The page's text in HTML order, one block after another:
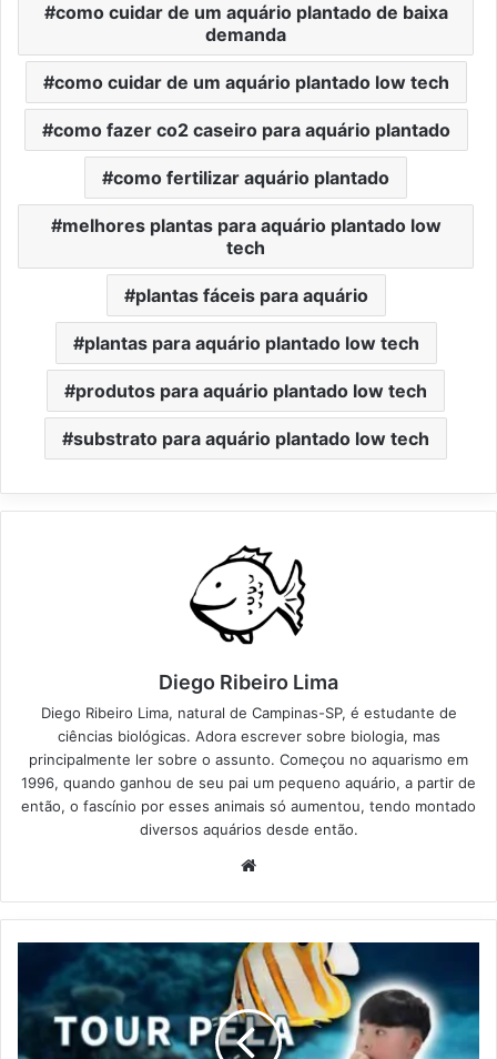
como cuidar de um aquário plantado de baixa
demanda
como cuidar de um aquário plantado low tech
como fazer co2 caseiro para aquário plantado
como fertilizar aquário plantado
melhores plantas para aquário plantado low
tech
plantas fáceis para aquário
plantas para aquário plantado low tech
produtos para aquário plantado low tech
substrato para aquário plantado low tech
Diego Ribeiro Lima
Diego Ribeiro Lima, natural de Campinas-SP, é estudante de
ciências biológicas. Adora escrever sobre biologia, mas
principalmente ler sobre o assunto. Começou no aquarismo em
1996, quando ganhou de seu pai um pequeno aquário, a partir de
então, o fascínio por esses animais só aumentou, tendo montado
diversos aquários desde então.
Website